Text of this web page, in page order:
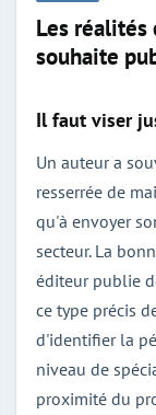
Les réalités
souhaite
Il faut viser
Un auteur a
resserrée de
qu'à envoyer
secteur. La
éditeur publie
ce type précis
d'identifier la
niveau de
proximité du